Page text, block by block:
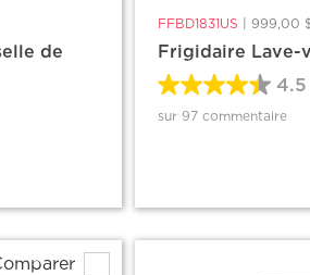
de
FFBD1831US 999,00
Frigidaire Lave-
4.5
sur 97 commentaire